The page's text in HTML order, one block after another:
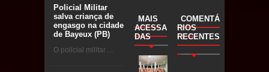
Policial Militar
salva criança de
engasgo na cidade
de Bayeux (PB)
O policial militar ...
MAIS
ACESSA
DAS
COMENTÁ
RIOS
RECENTES